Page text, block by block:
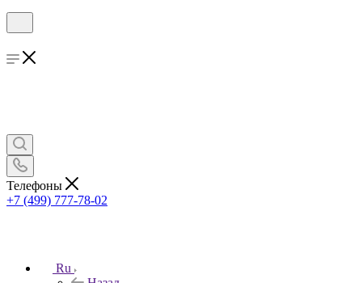
Телефоны
+7 (499) 777-78-02
Ru